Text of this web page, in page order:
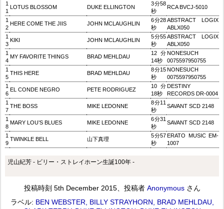
1
1
LOTUS BLOSSOM DUKE ELLINGTON
3分58
秒
RCA BVCJ-5010
1
2
HERE COME THE JIIS JOHN MCLAUGHLIN
6分28
秒
ABSTRACT LOGIX
ABLX050
1
3
KIKI JOHN MCLAUGHLIN
5分55
秒
ABSTRACT LOGIX
ABLX050
1
4
MY FAVORITE THINGS BRAD MEHLDAU
12分
14秒
NONESUCH
0075597950755
1
5
THIS HERE BRAD MEHLDAU
8分15
秒
NONESUCH
0075597950755
1
6
EL CONDE NEGRO PETE RODRIGUEZ
10分
18秒
DESTINY
RECORDS DR-0004
1
7
THE BOSS MIKE LEDONNE
8分11
秒
SAVANT SCD 2148
1
8
MARY LOU’S BLUES MIKE LEDONNE
6分31
秒
SAVANT SCD 2148
1
9
TWINKLE BELL 山下真理
5分57
秒
ERATO MUSIC EM-
1007
児山紀芳 - ビリー・ストレイホーン生誕100年 -
投稿時刻 5th December 2015、投稿者 Anonymousさん
ラベル: BEN WEBSTER BILLY STRAYHORN
BRAD MEHLDAU